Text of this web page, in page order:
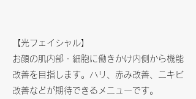
【光フェイシャル】
お顔の肌内部・細胞に働きかけ内側から機能
改善を目指します。ハリ、赤み改善、ニキビ
改善などが期待できるメニューです。